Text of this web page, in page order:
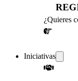
¿Quieres
Iniciativas